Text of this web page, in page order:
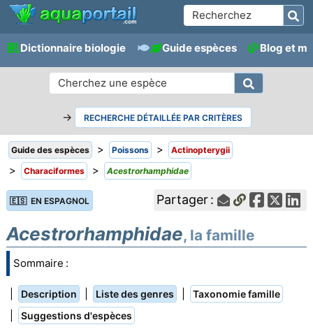
Dictionnaire biologie Guide espèces Blog et
→ RECHERCHE DÉTAILLÉE PAR CRITÈRES
Guide des espèces > Poissons > Actinopterygii
> Characiformes > Acestrorhamphidae
🇪🇸 EN ESPAGNOL Partager :
Acestrorhamphidae, la famille
Sommaire :
Description Liste des genres Taxonomie famille
Suggestions d'espèces